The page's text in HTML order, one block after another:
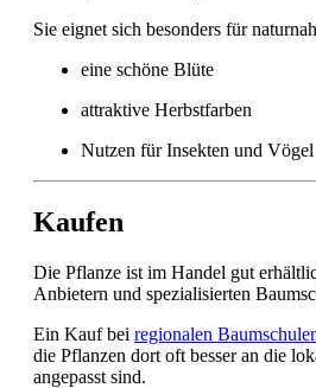
Sie eignet sich besonders für
eine schöne Blüte
attraktive Herbstfarben
Nutzen für Insekten und Vögel
Kaufen
Die Pflanze ist im Handel gut
Anbietern und spezialisierten
Ein Kauf bei regionalen
die Pflanzen dort oft besser an die
angepasst sind.